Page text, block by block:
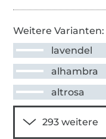
Weitere Varianten:
lavendel
alhambra
altrosa